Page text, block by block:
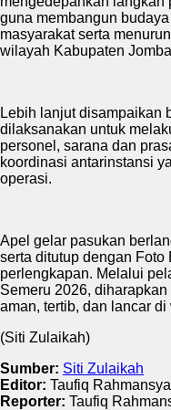
guna membangun
masyarakat serta
wilayah Kabupaten
Lebih lanjut disampaikan
dilaksanakan untuk
personel, sarana dan
koordinasi antarinstansi
operasi.
Apel gelar pasukan
serta ditutup dengan
perlengkapan. Melalui
Semeru 2026,
aman, tertib, dan lancar
(Siti Zulaikah)
Sumber: Siti Zulaikah
Editor: Taufiq
Reporter: Taufiq